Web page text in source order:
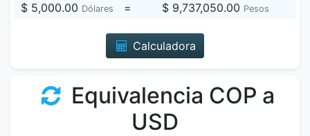
$ 5,000.00 Dólares = $ 9,737,050.00 Pesos
Calculadora
Equivalencia COP a
USD